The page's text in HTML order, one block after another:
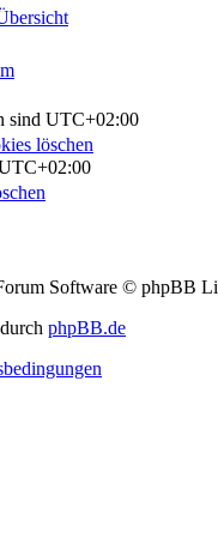
sind UTC+02:00
löschen
Software © phpBB
phpBB.de